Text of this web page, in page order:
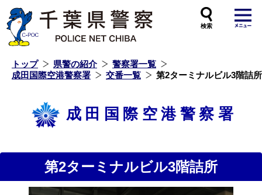
トップ 県警の紹介
警察署一覧
成田国際空港警察署
交番一覧 第2ターミナルビル3階詰所
成田国際空港警察署
第2ターミナルビル3階詰所